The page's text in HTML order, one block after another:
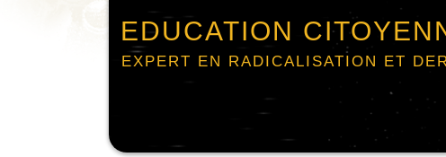
EDUCATION
EXPERT EN RADICALISATION ET